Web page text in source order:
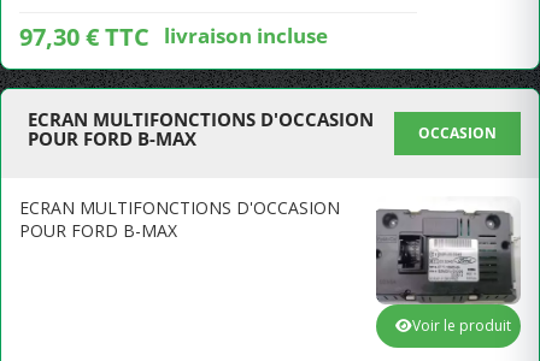
97,30 € TTC livraison incluse
ECRAN MULTIFONCTIONS D'OCCASION
POUR FORD B-MAX
OCCASION
ECRAN MULTIFONCTIONS D'OCCASION
POUR FORD B-MAX
Voir le produit